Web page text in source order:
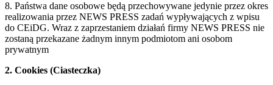
8. Państwa dane osobowe będą przechowywane jedynie przez okres
realizowania przez NEWS PRESS zadań wypływających z wpisu
do CEiDG. Wraz z zaprzestaniem działań firmy NEWS PRESS nie
zostaną przekazane żadnym innym podmiotom ani osobom
prywatnym
2. Cookies (Ciasteczka)